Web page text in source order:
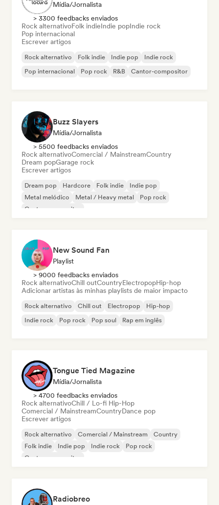
Mídia/Jornalista
> 3300 feedbacks enviados
Rock alternativoFolk indieIndie popIndie rock
Pop internacional
Escrever artigos
Rock alternativo Folk indie Indie pop
Indie rock
Pop internacional
Pop rock R&B Cantor-compositor
Buzz Slayers
Mídia/Jornalista
> 5500 feedbacks enviados
Rock alternativoComercial / MainstreamCountry
Dream popGarage rock
Escrever artigos
Dream pop Hardcore Folk indie
Indie pop
Metal melódico
Metal / Heavy metal
Pop rock
Cantor-compositor
New Sound Fan
Playlist
> 9000 feedbacks enviados
Rock alternativoChill outCountryElectropopHip-hop
Adicionar artistas às minhas playlists de maior impacto
Rock alternativo Chill out Electropop
Hip-hop
Indie rock
Pop rock Pop soul Rap em inglês
Tongue Tied Magazine
Mídia/Jornalista
> 4700 feedbacks enviados
Rock alternativoChill / Lo-fi Hip-Hop
Comercial / MainstreamCountryDance pop
Escrever artigos
Rock alternativo Comercial / Mainstream
Country
Folk indie
Indie pop Indie rock
Pop rock
Cantor-compositor
Radiobreo